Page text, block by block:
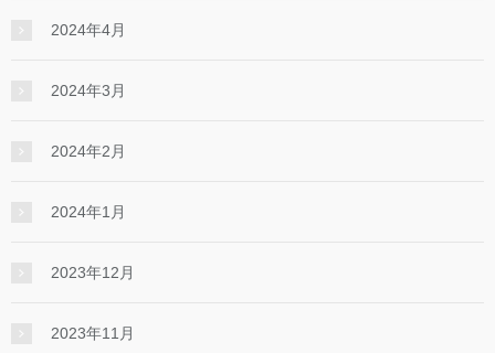
2024年4月
2024年3月
2024年2月
2024年1月
2023年12月
2023年11月